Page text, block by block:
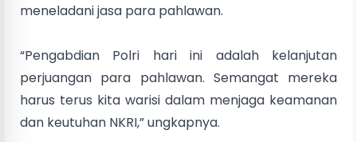
meneladani jasa para pahlawan.
“Pengabdian Polri hari ini adalah kelanjutan
perjuangan para pahlawan. Semangat mereka
harus terus kita warisi dalam menjaga keamanan
dan keutuhan NKRI,” ungkapnya.